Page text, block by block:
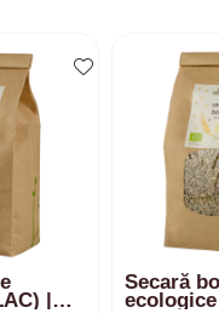
|
Secară